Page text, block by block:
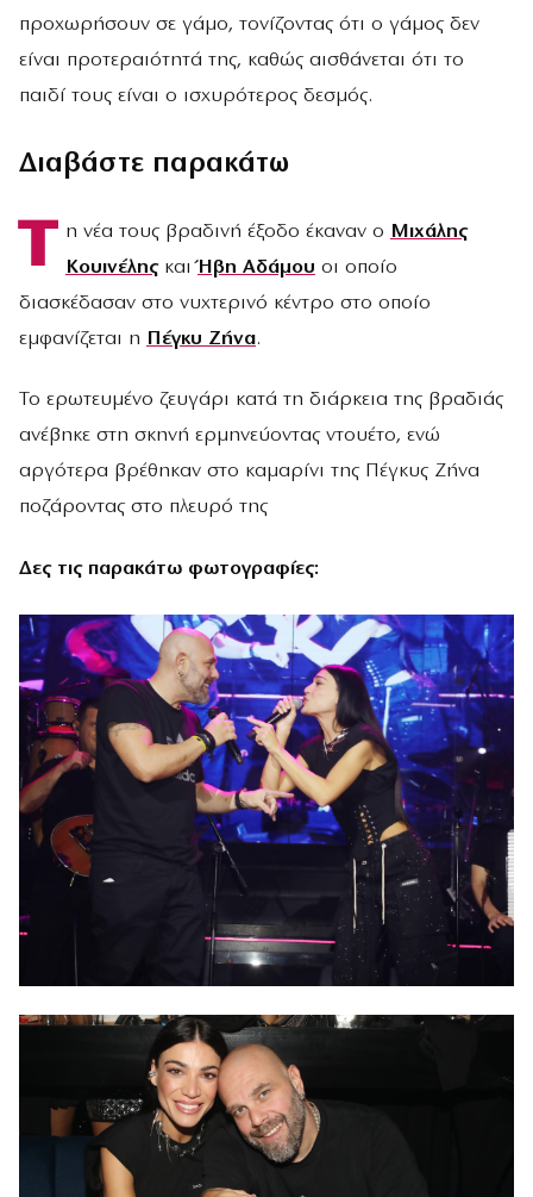
προχωρήσουν σε γάμο, τονίζοντας ότι ο γάμος δεν
είναι προτεραιότητά της, καθώς αισθάνεται ότι το
παιδί τους είναι ο ισχυρότερος δεσμός.
Διαβάστε παρακάτω
Τ η νέα τους βραδινή έξοδο έκαναν ο Μιχάλης
ΚουινέληςκαιΉβη Αδάμου οι οποίο
διασκέδασαν στο νυχτερινό κέντρο στο οποίο
εμφανίζεται η Πέγκυ Ζήνα.
Το ερωτευμένο ζευγάρι κατά τη διάρκεια της βραδιάς
ανέβηκε στη σκηνή ερμηνεύοντας ντουέτο, ενώ
αργότερα βρέθηκαν στο καμαρίνι της Πέγκυς Ζήνα
ποζάροντας στο πλευρό της
Δες τις παρακάτω φωτογραφίες: